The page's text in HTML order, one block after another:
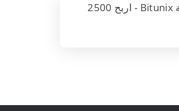
مكافأة برنامج الإحالة Bitunix - اربح 2500